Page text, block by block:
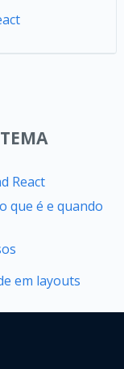
React
que é e quando
em layouts